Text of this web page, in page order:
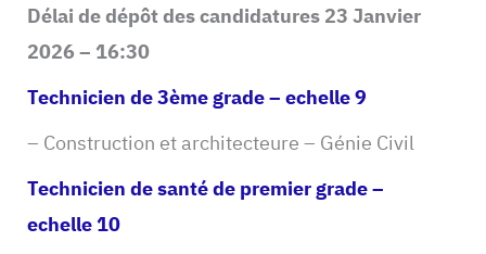
Délai de dépôt des candidatures 23 Janvier
2026 – 16:30
Technicien de 3ème grade – echelle 9
– Construction et architecteure – Génie Civil
Technicien de santé de premier grade –
echelle 10